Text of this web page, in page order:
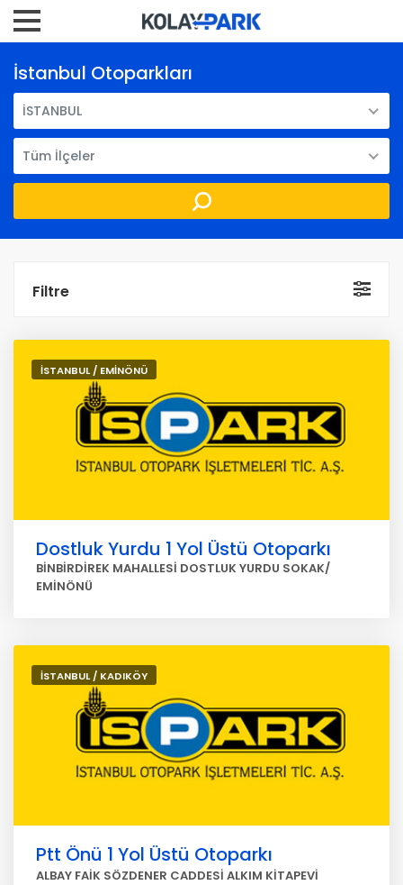
İstanbul Otoparkları
İSTANBUL
Tüm İlçeler
Filtre
İSTANBUL / EMİNÖNÜ
Dostluk Yurdu 1 Yol Üstü Otoparkı
BİNBİRDİREK MAHALLESİ DOSTLUK YURDU SOKAK/
EMİNÖNÜ
İSTANBUL / KADIKÖY
Ptt Önü 1 Yol Üstü Otoparkı
ALBAY FAİK SÖZDENER CADDESİ ALKIM KİTAPEVİ